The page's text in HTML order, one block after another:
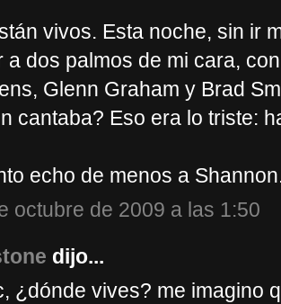
vivos. Esta noche, sin ir
a dos palmos de mi cara,
Glenn Graham y Brad
cantaba? Eso era lo triste:
echo de menos a
octubre de 2009 a las 1:50
dijo...
¿dónde vives? me imagino